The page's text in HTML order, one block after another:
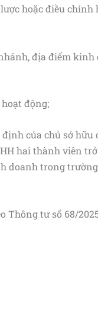
hoặc điều chỉnh
địa điểm
động;
của chủ sở
hai thành viên
doanh trong
Thông tư số 68/